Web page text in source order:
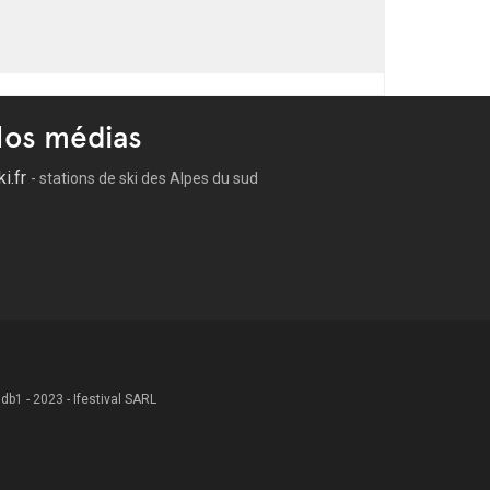
médias
- stations de ski des Alpes du sud
- 2023 - Ifestival SARL